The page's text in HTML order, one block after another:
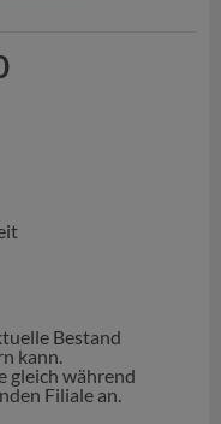
Bestand
kann.
gleich während
Filiale an.